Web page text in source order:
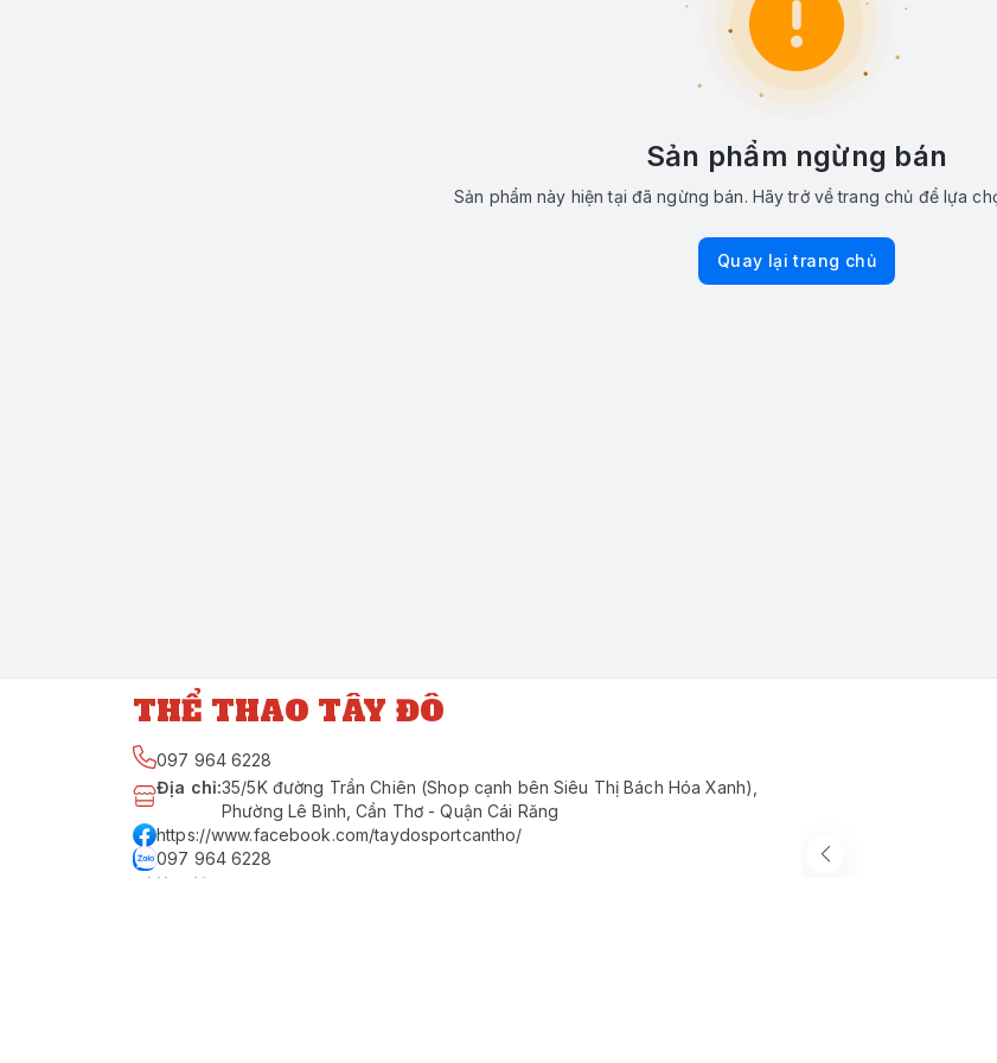
Sản phẩm ngừng bán
Sản phẩm này hiện tại đã ngừng bán. Hãy trở về trang chủ để lựa
Quay lại trang chủ
THỂ THAO TÂY ĐÔ
097 964 6228
Địa chỉ:35/5K đường Trần Chiên (Shop cạnh bên Siêu Thị Bách Hóa Xanh),
Phường Lê Bình, Cần Thơ - Quận Cái Răng
https://www.facebook.com/taydosportcantho/
097 964 6228
Giới thiệu